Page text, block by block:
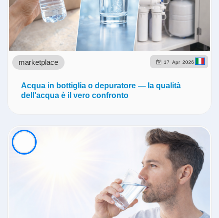
17 Apr 2026
marketplace
Acqua in bottiglia o depuratore — la qualità
dell’acqua è il vero confronto